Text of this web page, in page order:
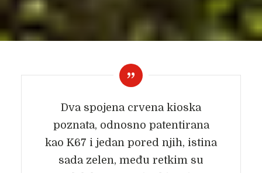
Dva spojena crvena kioska
poznata, odnosno patentirana
kao K67 i jedan pored njih, istina
sada zelen, među retkim su